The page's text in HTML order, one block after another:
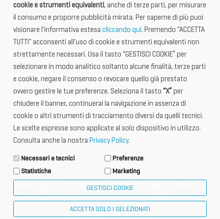
Documentazione
Informazione importante
Vetrina Espositori
International Club
Tax & Legal Global Services
News e Comunicati
Media Kit
Sede Legale 40124 BOLOGNA, Via San Domenico
4, tel. 051 6317111, C.F. 91398840370
privacy policy cookie policy
cookie e strumenti equivalenti, anche di terze parti, per misurare
il consumo e proporre pubblicità mirata. Per saperne di più puoi
visionare l'informativa estesa cliccando qui. Premendo "ACCETTA
TUTTI" acconsenti all'uso di cookie e strumenti equivalenti non
strettamente necessari. Usa il tasto "GESTISCI COOKIE” per
selezionare in modo analitico soltanto alcune finalità, terze parti
e cookie, negare il consenso o revocare quello già prestato
ovvero gestire le tue preferenze. Seleziona il tasto “X” per
chiudere il banner, continuerai la navigazione in assenza di
cookie o altri strumenti di tracciamento diversi da quelli tecnici.
Le scelte espresse sono applicate al solo dispositivo in utilizzo.
Consulta anche la nostra Privacy Policy.
Necessari e tecnici
Preferenze
Statistiche
Marketing
GESTISCI COOKIE
ACCETTA SOLO I SELEZIONATI